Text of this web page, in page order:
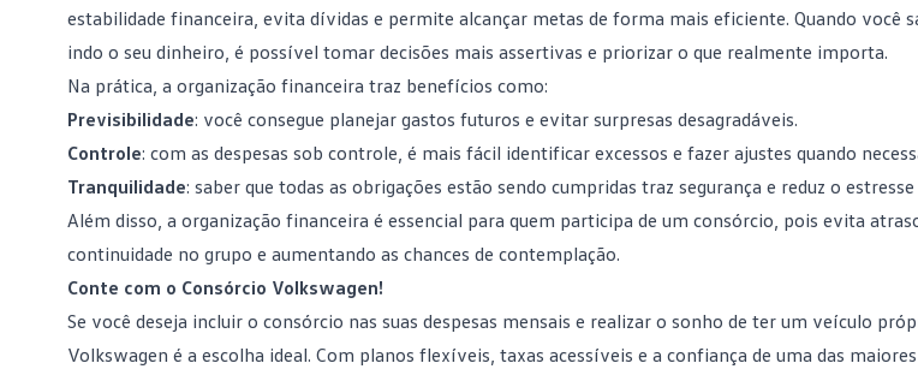
estabilidade financeira, evita dívidas e permite alcançar metas de forma mais eficiente. Quando você
indo o seu dinheiro, é possível tomar decisões mais assertivas e priorizar o que realmente importa.
Na prática, a organização financeira traz benefícios como:
Previsibilidade: você consegue planejar gastos futuros e evitar surpresas desagradáveis.
Controle: com as despesas sob controle, é mais fácil identificar excessos e fazer ajustes quando
Tranquilidade: saber que todas as obrigações estão sendo cumpridas traz segurança e reduz o
Além disso, a organização financeira é essencial para quem participa de um consórcio, pois evita
continuidade no grupo e aumentando as chances de contemplação.
Conte com o Consórcio Volkswagen!
Se você deseja incluir o consórcio nas suas despesas mensais e realizar o sonho de ter um veículo
Volkswagen é a escolha ideal. Com planos flexíveis, taxas acessíveis e a confiança de uma das